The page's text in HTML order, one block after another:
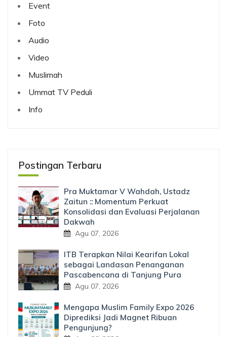
Event
Foto
Audio
Video
Muslimah
Ummat TV Peduli
Info
Postingan Terbaru
Pra Muktamar V Wahdah, Ustadz
Zaitun :: Momentum Perkuat
Konsolidasi dan Evaluasi Perjalanan
Dakwah
Agu 07, 2026
ITB Terapkan Nilai Kearifan Lokal
sebagai Landasan Penanganan
Pascabencana di Tanjung Pura
Agu 07, 2026
Mengapa Muslim Family Expo 2026
Diprediksi Jadi Magnet Ribuan
Pengunjung?